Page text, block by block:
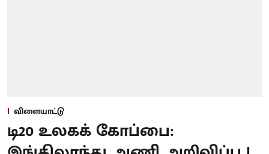
விளையாட்டு
டி20 உலகக் கோப்பை: